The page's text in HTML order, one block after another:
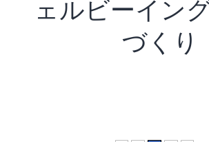
ェルビーイン
づくり